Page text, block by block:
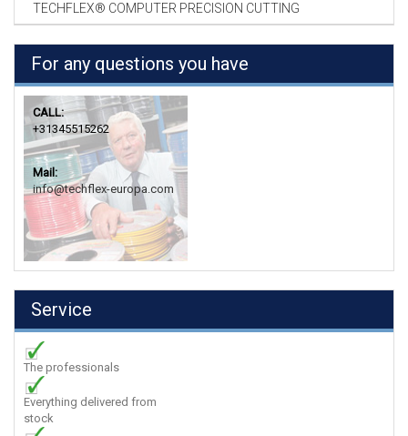
TECHFLEX® COMPUTER PRECISION CUTTING
For any questions you have
CALL:
+31345515262
Mail:
info@techflex-europa.com
Service
The professionals
Everything delivered from
stock